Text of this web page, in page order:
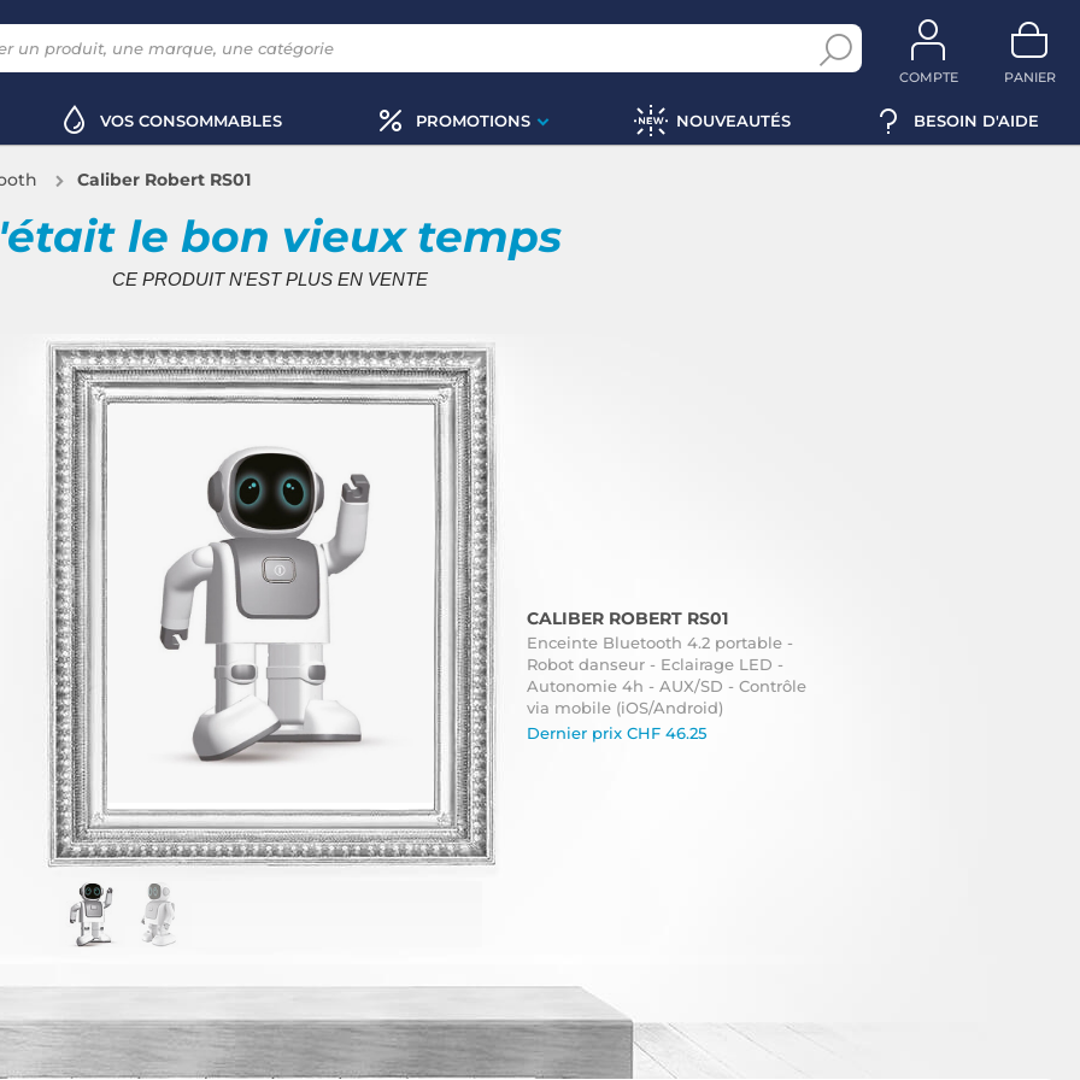
COMPTE PANIER
VOS CONSOMMABLES PROMOTIONS NOUVEAUTÉS BESOIN D'AIDE
Caliber Robert RS01
le bon vieux temps
CE PRODUIT N'EST PLUS EN VENTE
CALIBER ROBERT RS01
Enceinte Bluetooth 4.2 portable -
Robot danseur - Eclairage LED -
Autonomie 4h - AUX/SD - Contrôle
via mobile (iOS/Android)
Dernier prix CHF46.25